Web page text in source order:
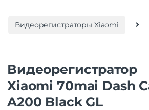
Видеорегистраторы Xiaomi
Видеорегистратор
Xiaomi 70mai Dash
A200 Black GL